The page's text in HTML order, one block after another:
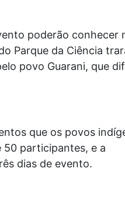
poderão conhecer
Parque da Ciência
povo Guarani, que
que os povos
50 participantes, e a
dias de evento.